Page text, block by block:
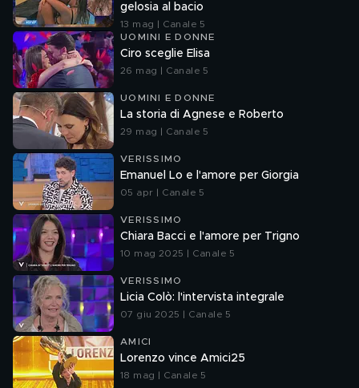
gelosia al bacio
13 mag | Canale 5
UOMINI E DONNE
Ciro sceglie Elisa
26 mag | Canale 5
UOMINI E DONNE
La storia di Agnese e Roberto
29 mag | Canale 5
VERISSIMO
Emanuel Lo e l'amore per Giorgia
05 apr | Canale 5
VERISSIMO
Chiara Bacci e l'amore per Trigno
10 mag 2025 | Canale 5
VERISSIMO
Licia Colò: l'intervista integrale
07 giu 2025 | Canale 5
AMICI
Lorenzo vince Amici25
18 mag | Canale 5